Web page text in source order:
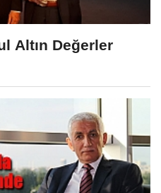
Altın Değerler